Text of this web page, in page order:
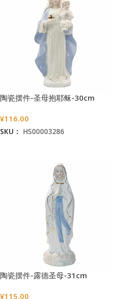
陶瓷摆件-圣母抱耶稣-30cm
¥116.00
SKU： HS00003286
陶瓷摆件-露德圣母-31cm
¥115.00